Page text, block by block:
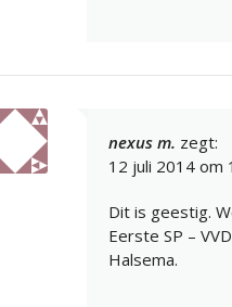
nexus m. zegt:
12 juli 2014 om
Dit is geestig.
Eerste SP –
Halsema.